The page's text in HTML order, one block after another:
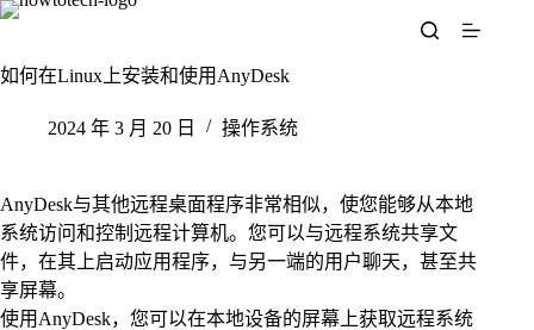
跳
内
如何在Linux上安装和使用AnyDesk
2024 年 3 月 20 日 操作系统
AnyDesk与其他远程桌面程序非常相似，使您能够从本地
系统访问和控制远程计算机。您可以与远程系统共享文
件，在其上启动应用程序，与另一端的用户聊天，甚至共
享屏幕。
使用AnyDesk，您可以在本地设备的屏幕上获取远程系统